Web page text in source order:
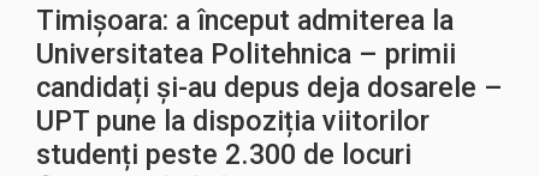
Timișoara: a început admiterea la
Universitatea Politehnica – primii
candidați și-au depus deja dosarele –
UPT pune la dispoziția viitorilor
studenți peste 2.300 de locuri